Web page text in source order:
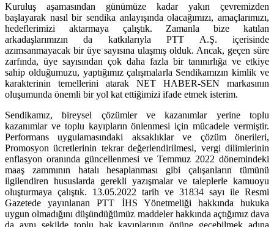
Kuruluş aşamasından günümüze kadar yakın çevremizden
başlayarak nasıl bir sendika anlayışında olacağımızı, amaçlarımızı,
hedeflerimizi aktarmaya çalıştık. Zamanla bize katılan
arkadaşlarımızın da katkılarıyla PTT A.Ş. içerisinde
azımsanmayacak bir üye sayısına ulaşmış olduk. Ancak, geçen süre
zarfında, üye sayısından çok daha fazla bir tanınırlığa ve etkiye
sahip olduğumuzu, yaptığımız çalışmalarla Sendikamızın kimlik ve
karakterinin temellerini atarak NET HABER-SEN markasının
oluşumunda önemli bir yol kat ettiğimizi ifade etmek isterim.
Sendikamız, bireysel çözümler ve kazanımlar yerine toplu
kazanımlar ve toplu kayıpların önlenmesi için mücadele vermiştir.
Performans uygulamasındaki aksaklıklar ve çözüm önerileri,
Promosyon ücretlerinin tekrar değerlendirilmesi, vergi dilimlerinin
enflasyon oranında güncellenmesi ve Temmuz 2022 dönemindeki
maaş zammının hatalı hesaplanması gibi çalışanların tümünü
ilgilendiren hususlarda gerekli yazışmalar ve taleplerle kamuoyu
oluşturmaya çalıştık. 13.05.2022 tarih ve 31834 sayı ile Resmi
Gazetede yayınlanan PTT İHS Yönetmeliği hakkında hukuka
uygun olmadığını düşündüğümüz maddeler hakkında açtığımız dava
da aynı şekilde toplu hak kayıplarının önüne geçebilmek adına